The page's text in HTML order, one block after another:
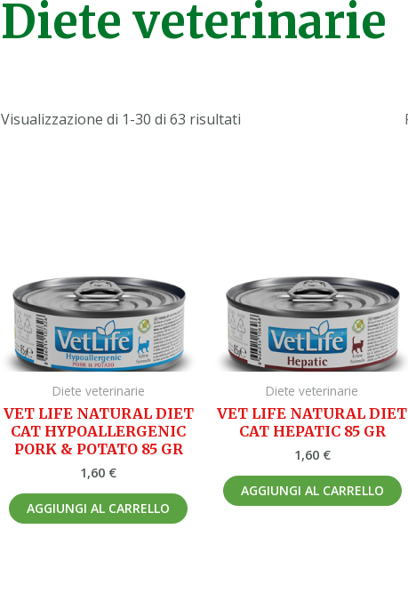
Diete veterinarie
Visualizzazione di 1-30 di 63 risultati
Diete veterinarie
VET LIFE NATURAL DIET
CAT HYPOALLERGENIC
PORK & POTATO 85 GR
1,60 €
AGGIUNGI AL CARRELLO
Diete veterinarie
VET LIFE NATURAL DIET
CAT HEPATIC 85 GR
1,60 €
AGGIUNGI AL CARRELLO